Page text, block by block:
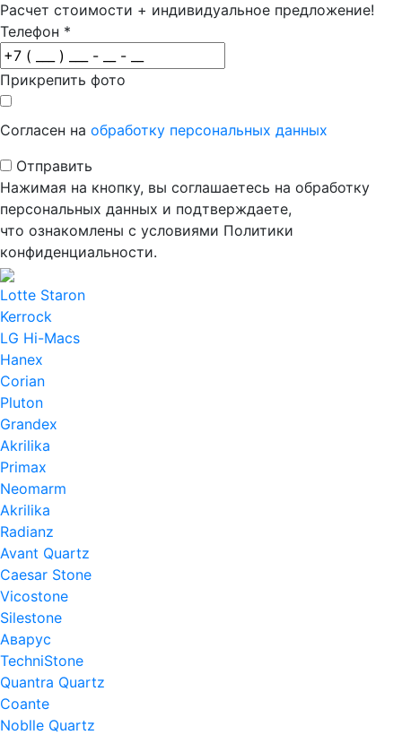
Расчет стоимости + индивидуальное предложение!
Телефон *
Прикрепить фото
Согласен на обработку персональных данных
Отправить
Нажимая на кнопку, вы соглашаетесь на обработку
персональных данных и подтверждаете,
что ознакомлены с условиями Политики
конфиденциальности.
Lotte Staron
Kerrock
LG Hi-Macs
Hanex
Corian
Pluton
Grandex
Akrilika
Primax
Neomarm
Akrilika
Radianz
Avant Quartz
Caesar Stone
Vicostone
Silestone
Аварус
TechniStone
Quantra Quartz
Coante
Noblle Quartz